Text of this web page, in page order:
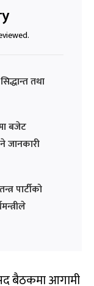
तथा
बजेट
जानकारी
पार्टीको
बैठकमा आगामी